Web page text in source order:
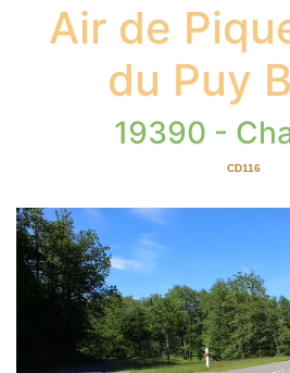
Air de
du Puy
19390 -
CD116